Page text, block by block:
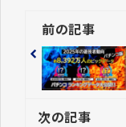
前の記事
次の記事